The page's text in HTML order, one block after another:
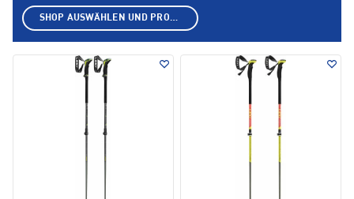
SHOP AUSWÄHLEN UND PRODUKTE ANZEIGEN